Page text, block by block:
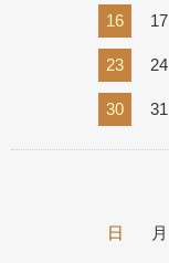
16 17
23 24
30 31
日 月